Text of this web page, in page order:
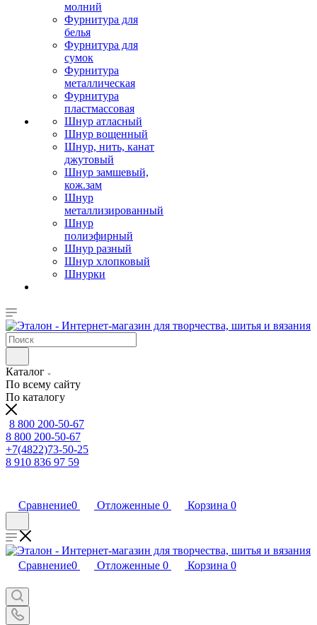
молний
Фурнитура для
белья
Фурнитура для
сумок
Фурнитура
металлическая
Фурнитура
пластмассовая
Шнур атласный
Шнур вощенный
Шнур, нить, канат
джутовый
Шнур замшевый,
кож.зам
Шнур
металлизированный
Шнур
полиэфирный
Шнур разный
Шнур хлопковый
Шнурки
Каталог
По всему сайту
По каталогу
8 800 200-50-67
8 800 200-50-67
+7(4822)73-50-25
8 910 836 97 59
Сравнение0 Отложенные 0 Корзина 0
Сравнение0 Отложенные 0 Корзина 0